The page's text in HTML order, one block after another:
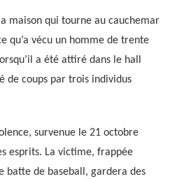
maison qui tourne au cauchemar
qu’a vécu un homme de trente
a été attiré dans le hall
de coups par trois individus
survenue le 21 octobre
esprits. La victime, frappée
batte de baseball, gardera des